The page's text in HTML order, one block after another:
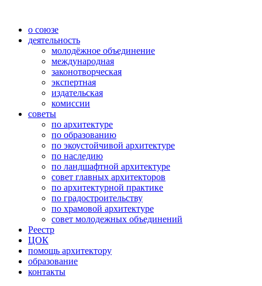
о союзе
деятельность
молодёжное объединение
международная
законотворческая
экспертная
издательская
комиссии
советы
по архитектуре
по образованию
по экоустойчивой архитектуре
по наследию
по ландшафтной архитектуре
совет главных архитекторов
по архитектурной практике
по градостроительству
по храмовой архитектуре
совет молодежных объединений
Реестр
ЦОК
помощь архитектору
образование
контакты